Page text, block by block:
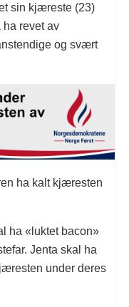
sin kjæreste (23)
ha revet av
og svært
ha kalt kjæresten
ha «luktet bacon»
Jenta skal ha
under deres